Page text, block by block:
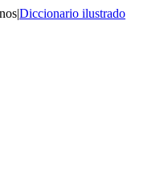
|Diccionario ilustrado